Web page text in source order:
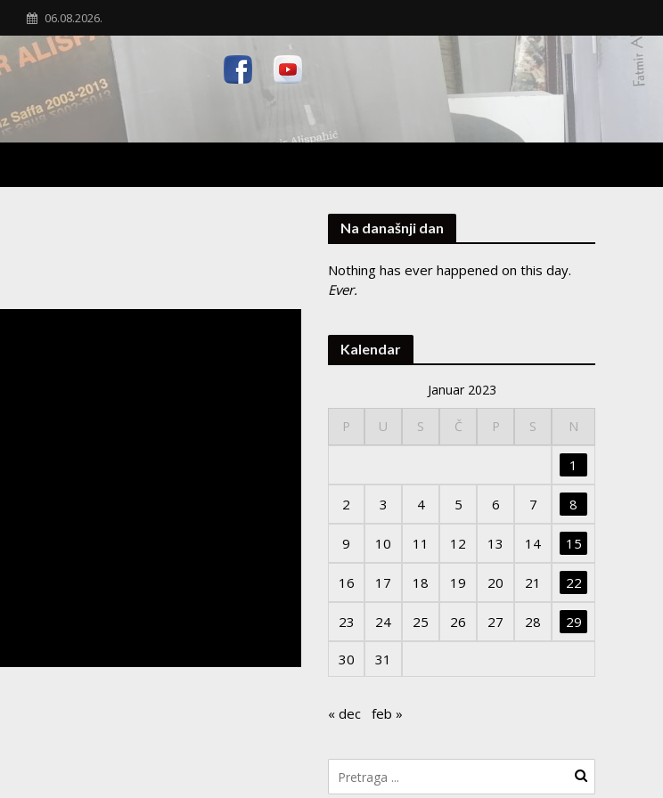
06.08.2026.
Na današnji dan
Nothing has ever happened on this day.
Ever.
Kalendar
Januar 2023
P U S Č P S N
1
2 3 4 5 6 7 8
9 10 11 12 13 14 15
16 17 18 19 20 21 22
23 24 25 26 27 28 29
30 31
« dec feb »